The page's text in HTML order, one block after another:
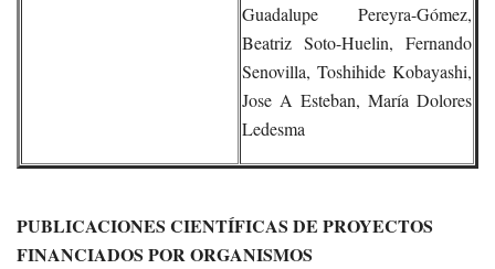
Guadalupe Pereyra-Gómez,
Beatriz Soto-Huelin, Fernando
Senovilla, Toshihide Kobayashi,
Jose A Esteban, María Dolores
Ledesma
PUBLICACIONES CIENTÍFICAS DE PROYECTOS
FINANCIADOS POR ORGANISMOS